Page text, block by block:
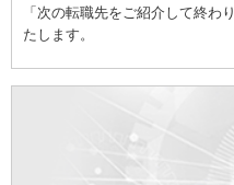
「次の転職先をご紹介して終わ
たします。